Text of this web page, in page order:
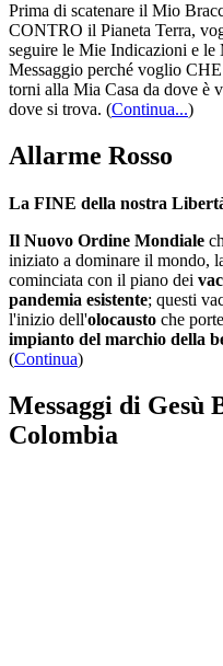
Prima di scatenare il Mio
CONTRO il Pianeta Terra,
seguire le Mie Indicazioni e le
Messaggio perché voglio
torni alla Mia Casa da dove è
dove si trova. (Continua...)
Allarme Rosso
La FINE della nostra
Il Nuovo Ordine Mondiale
iniziato a dominare il mondo,
cominciata con il piano dei
pandemia esistente; questi
l'inizio dell'olocausto che
impianto del marchio della
(Continua)
Messaggi di Gesù
Colombia